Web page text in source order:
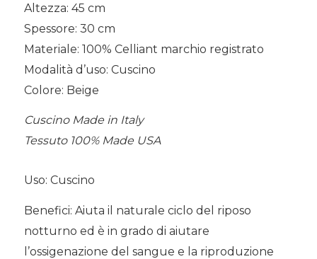
Altezza: 45 cm
Spessore: 30 cm
Materiale: 100% Celliant marchio registrato
Modalità d’uso: Cuscino
Colore: Beige
Cuscino Made in Italy
Tessuto 100% Made USA
Uso: Cuscino
Benefici: Aiuta il naturale ciclo del riposo
notturno ed è in grado di aiutare
l’ossigenazione del sangue e la riproduzione